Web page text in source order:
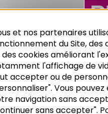
et nos partenaires
du Site, des
cookies améliorant
l'affichage de
accepter ou de
Vous
navigation sans
sans accepter".